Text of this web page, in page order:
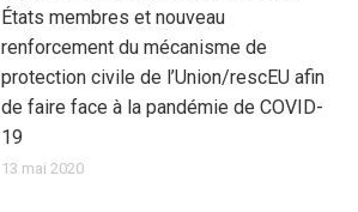
États membres et nouveau
renforcement du mécanisme de
protection civile de l’Union/rescEU afin
de faire face à la pandémie de COVID-
19
13 mai 2020